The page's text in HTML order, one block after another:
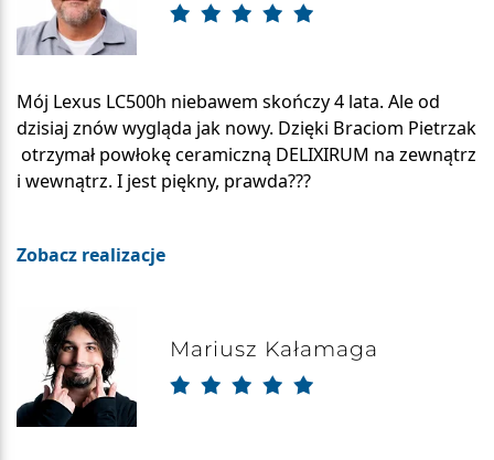
Mój Lexus LC500h niebawem skończy 4 lata. Ale od
dzisiaj znów wygląda jak nowy. Dzięki Braciom Pietrzak
otrzymał powłokę ceramiczną DELIXIRUM na zewnątrz
i wewnątrz. I jest piękny, prawda???
Zobacz realizacje
Mariusz Kałamaga